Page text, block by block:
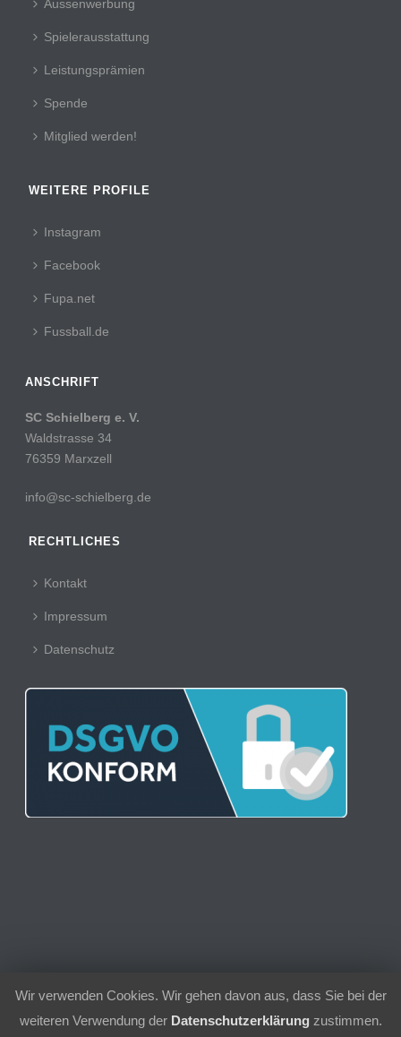
Aussenwerbung
Spielerausstattung
Leistungsprämien
Spende
Mitglied werden!
WEITERE PROFILE
Instagram
Facebook
Fupa.net
Fussball.de
ANSCHRIFT
SC Schielberg e. V.
Waldstrasse 34
76359 Marxzell
info@sc-schielberg.de
RECHTLICHES
Kontakt
Impressum
Datenschutz
© 2021 | Sport-Club 1956 Schielberg e.V.
Kontakt
Wir verwenden Cookies. Wir gehen davon aus, dass Sie bei der
weiteren Verwendung der Datenschutzerklärung zustimmen.